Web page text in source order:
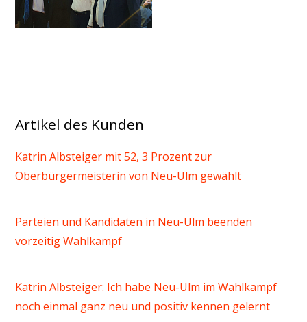
Artikel des Kunden
Katrin Albsteiger mit 52, 3 Prozent zur
Oberbürgermeisterin von Neu-Ulm gewählt
Parteien und Kandidaten in Neu-Ulm beenden
vorzeitig Wahlkampf
Katrin Albsteiger: Ich habe Neu-Ulm im Wahlkampf
noch einmal ganz neu und positiv kennen gelernt